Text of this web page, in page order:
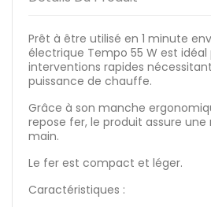
Prêt à être utilisé en 1 minute
électrique Tempo 55 W est idéal
interventions rapides
puissance de chauffe.
Grâce à son manche
repose fer, le produit assure une
main.
Le fer est compact et léger.
Caractéristiques :